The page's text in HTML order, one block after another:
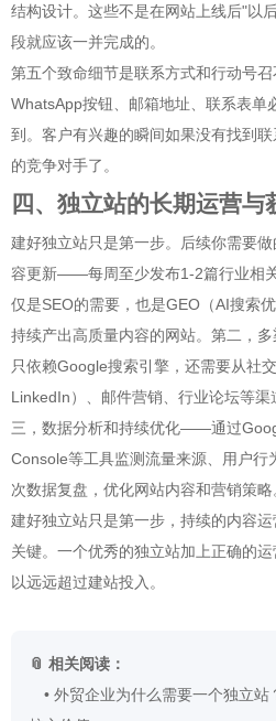
结构设计。这些不是在网站上线后"以
段就应该一并完成的。
第五个致命细节是联系方式和行动号
WhatsApp按钮、邮箱地址、联系表单
到。客户有兴趣的瞬间如果没有找到
的竞争对手了。
四、独立站的长期运营与
建好独立站只是第一步。后续你需要
容更新——每周至少发布1-2篇行业相
仅是SEO的需要，也是GEO（AI搜索
持续产出高质量内容的网站。第二，
只依赖Google搜索引擎，还需要从社
LinkedIn）、邮件营销、行业论坛等
三，数据分析和持续优化——通过
Console等工具监测流量来源、用户行
次数据复盘，优化网站内容和营销策略
建好独立站只是第一步，持续的内容
关键。一个优秀的独立站加上正确的
以远远超过建站投入。
📎 相关阅读：
• 外贸企业为什么需要一个独立站